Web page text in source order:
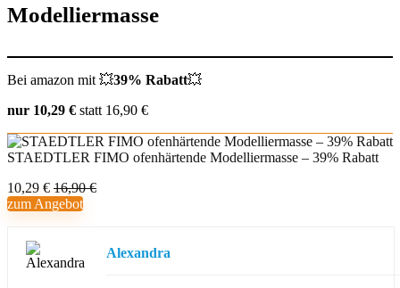
Modelliermasse
Bei amazon mit 💥39% Rabatt💥
nur 10,29 € statt 16,90 €
STAEDTLER FIMO ofenhärtende Modelliermasse – 39% Rabatt
10,29 € 16,90 €
zum Angebot
Alexandra